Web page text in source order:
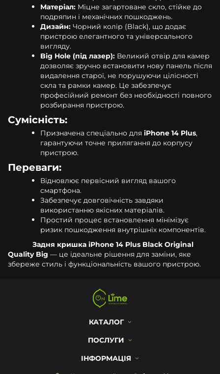
Матеріал: Міцне загартоване скло, стійке до
подряпин і механічних пошкоджень.
Дизайн: Чорний колір (Black), що додає
пристрою елегантного та універсального
вигляду.
Big Hole (під лазер): Великий отвір для камер
дозволяє зручно встановити нову панель після
видалення старої, не порушуючи цілісності
скла та рамки камер. Це забезпечує
професійний ремонт без необхідності повного
розбирання пристрою.
Сумісність:
Призначена спеціально для iPhone 14 Plus,
гарантуючи точне прилягання до корпусу
пристрою.
Переваги:
Відновлює первісний вигляд вашого
смартфона.
Забезпечує довговічність завдяки
використанню якісних матеріалів.
Простий процес встановлення мінімізує
ризик пошкодження внутрішніх компонентів.
Задня кришка iPhone 14 Plus Black Original
Quality Big — це ідеальне рішення для заміни, яке
збереже стиль і функціональність вашого пристрою.
КАТАЛОГ
ПОСЛУГИ
ІНФОРМАЦІЯ